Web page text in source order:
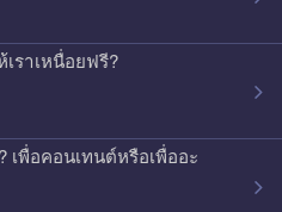
ราเหนื่อยฟรี?
เพื่อคอนเทนต์หรือเพื่ออะ